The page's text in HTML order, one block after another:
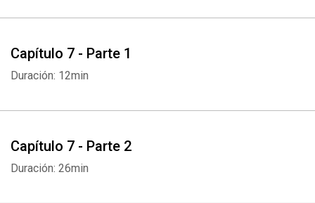
Capítulo 7 - Parte 1
Duración: 12min
Capítulo 7 - Parte 2
Duración: 26min